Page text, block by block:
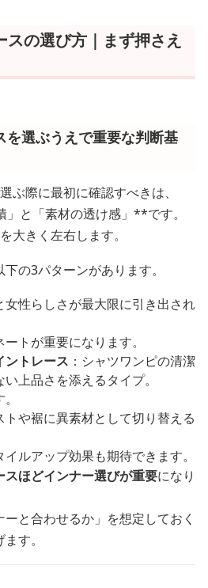
スの選び方｜まず押さえ
を選ぶうえで重要な判断基
ぶ際に最初に確認すべきは、
と「素材の透け感」**です。
大きく左右します。
の3パターンがあります。
女性らしさが最大限に引き出され
トが重要になります。
ントレース ：シャツワンピの清潔
上品さを添えるタイプ。
トや裾に異素材として切り替える
ルアップ効果も期待できます。
スほどインナー選びが重要になり
と合わせるか」を想定しておく
す。